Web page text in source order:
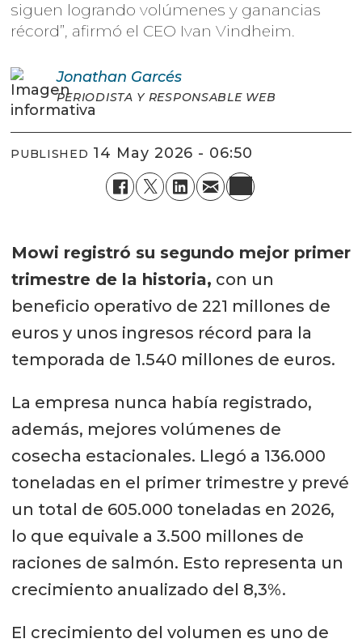
siguen logrando volúmenes y ganancias
récord”, afirmó el CEO Ivan Vindheim.
Jonathan Garcés
PERIODISTA Y RESPONSABLE WEB
PUBLISHED 14 May 2026 - 06:50
Mowi registró su segundo mejor primer
trimestre de la historia, con un
beneficio operativo de 221 millones de
euros y unos ingresos récord para la
temporada de 1.540 millones de euros.
La empresa nunca había registrado,
además, mejores volúmenes de
cosecha estacionales. Llegó a 136.000
toneladas en el primer trimestre y prevé
un total de 605.000 toneladas en 2026,
lo que equivale a 3.500 millones de
raciones de salmón. Esto representa un
crecimiento anualizado del 8,3%.
El crecimiento del volumen es uno de